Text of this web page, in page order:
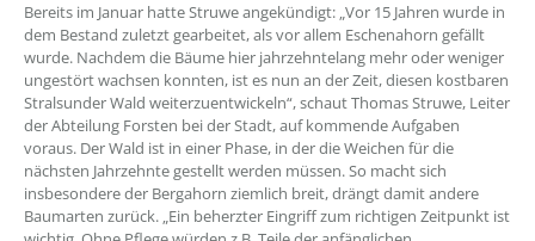
Bereits im Januar hatte Struwe angekündigt: „Vor 15 Jahren wurde in
dem Bestand zuletzt gearbeitet, als vor allem Eschenahorn gefällt
wurde. Nachdem die Bäume hier jahrzehntelang mehr oder weniger
ungestört wachsen konnten, ist es nun an der Zeit, diesen kostbaren
Stralsunder Wald weiterzuentwickeln“, schaut Thomas Struwe, Leiter
der Abteilung Forsten bei der Stadt, auf kommende Aufgaben
voraus. Der Wald ist in einer Phase, in der die Weichen für die
nächsten Jahrzehnte gestellt werden müssen. So macht sich
insbesondere der Bergahorn ziemlich breit, drängt damit andere
Baumarten zurück. „Ein beherzter Eingriff zum richtigen Zeitpunkt ist